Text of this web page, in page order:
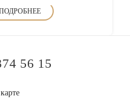
56 15